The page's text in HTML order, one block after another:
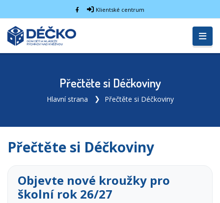
Klientské centrum
Přečtěte si Déčkoviny
Hlavní strana Přečtěte si Déčkoviny
Přečtěte si Déčkoviny
Objevte nové kroužky pro
školní rok 26/27